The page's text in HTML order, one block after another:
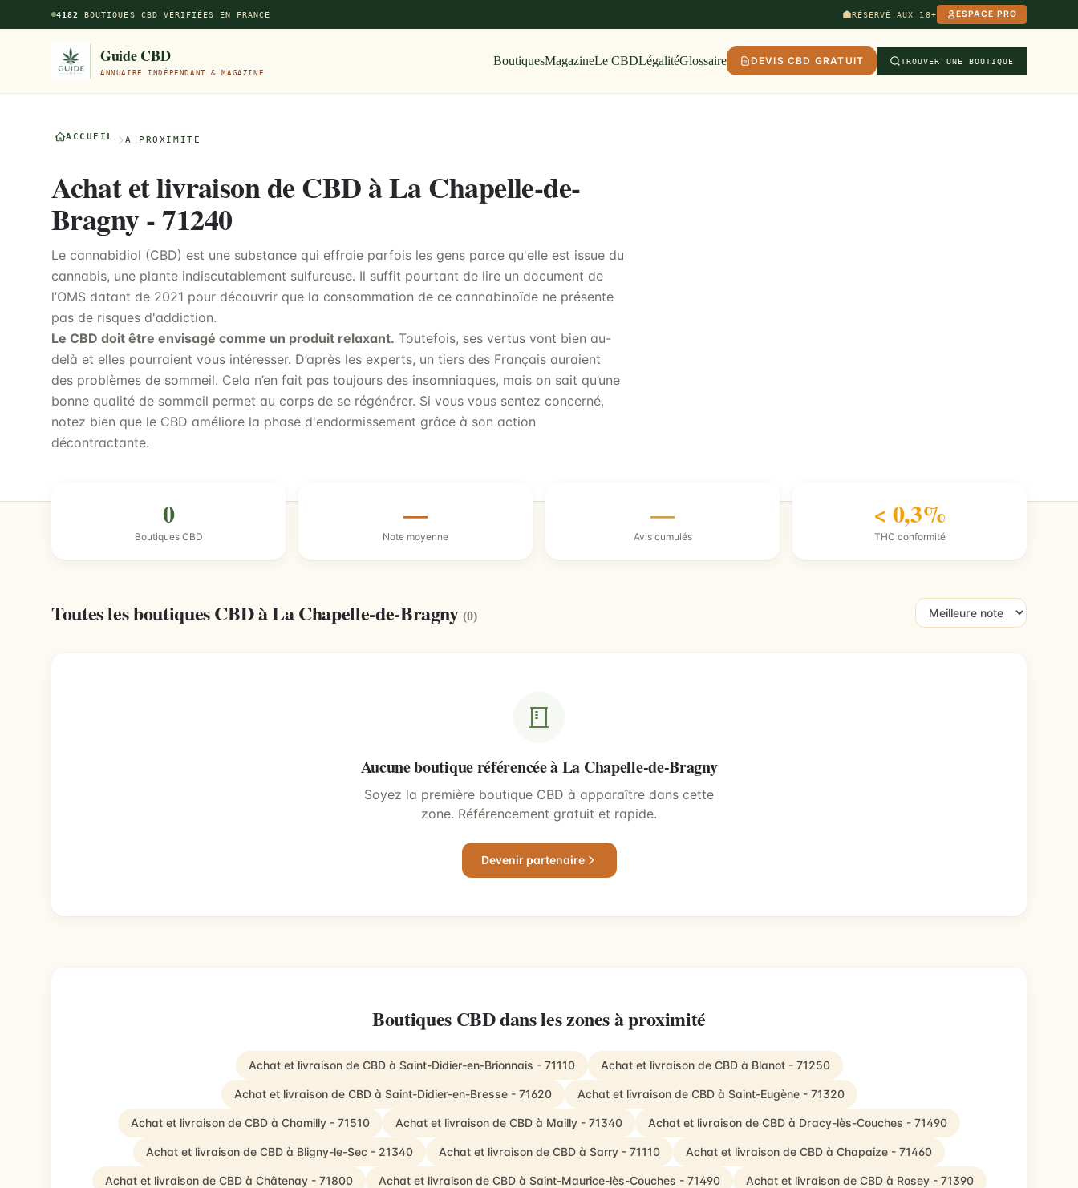
Aller au contenu principal
4182 BOUTIQUES CBD VÉRIFIÉES EN FRANCE RÉSERVÉ AUX 18+ ESPACE PRO
Guide CBD
ANNUAIRE INDÉPENDANT & MAGAZINE
BoutiquesMagazineLe CBDLégalitéGlossaire DEVIS CBD GRATUIT TROUVER UNE BOUTIQUE
ACCUEIL À PROXIMITÉ
Achat et livraison de CBD à La Chapelle-de-
Bragny - 71240
Le cannabidiol (CBD) est une substance qui effraie parfois les gens parce qu'elle est issue du
cannabis, une plante indiscutablement sulfureuse. Il suffit pourtant de lire un document de
l’OMS datant de 2021 pour découvrir que la consommation de ce cannabinoïde ne présente
pas de risques d'addiction.
Le CBD doit être envisagé comme un produit relaxant. Toutefois, ses vertus vont bien au-
delà et elles pourraient vous intéresser. D’après les experts, un tiers des Français auraient
des problèmes de sommeil. Cela n’en fait pas toujours des insomniaques, mais on sait qu’une
bonne qualité de sommeil permet au corps de se régénérer. Si vous vous sentez concerné,
notez bien que le CBD améliore la phase d'endormissement grâce à son action
décontractante.
0
Boutiques CBD
—
Note moyenne
—
Avis cumulés
< 0,3%
THC conformité
Toutes les boutiques CBD à La Chapelle-de-Bragny(0)
Aucune boutique référencée à La Chapelle-de-Bragny
Soyez la première boutique CBD à apparaître dans cette
zone. Référencement gratuit et rapide.
Devenir partenaire
Boutiques CBD dans les zones à proximité
Achat et livraison de CBD à Saint-Didier-en-Brionnais - 71110 Achat et livraison de CBD à Blanot - 71250
Achat et livraison de CBD à Saint-Didier-en-Bresse - 71620 Achat et livraison de CBD à Saint-Eugène - 71320
Achat et livraison de CBD à Chamilly - 71510 Achat et livraison de CBD à Mailly - 71340 Achat et livraison de CBD à Dracy-lès-Couches - 71490
Achat et livraison de CBD à Bligny-le-Sec - 21340 Achat et livraison de CBD à Sarry - 71110 Achat et livraison de CBD à Chapaize - 71460
Achat et livraison de CBD à Châtenay - 71800 Achat et livraison de CBD à Saint-Maurice-lès-Couches - 71490 Achat et livraison de CBD à Rosey - 71390